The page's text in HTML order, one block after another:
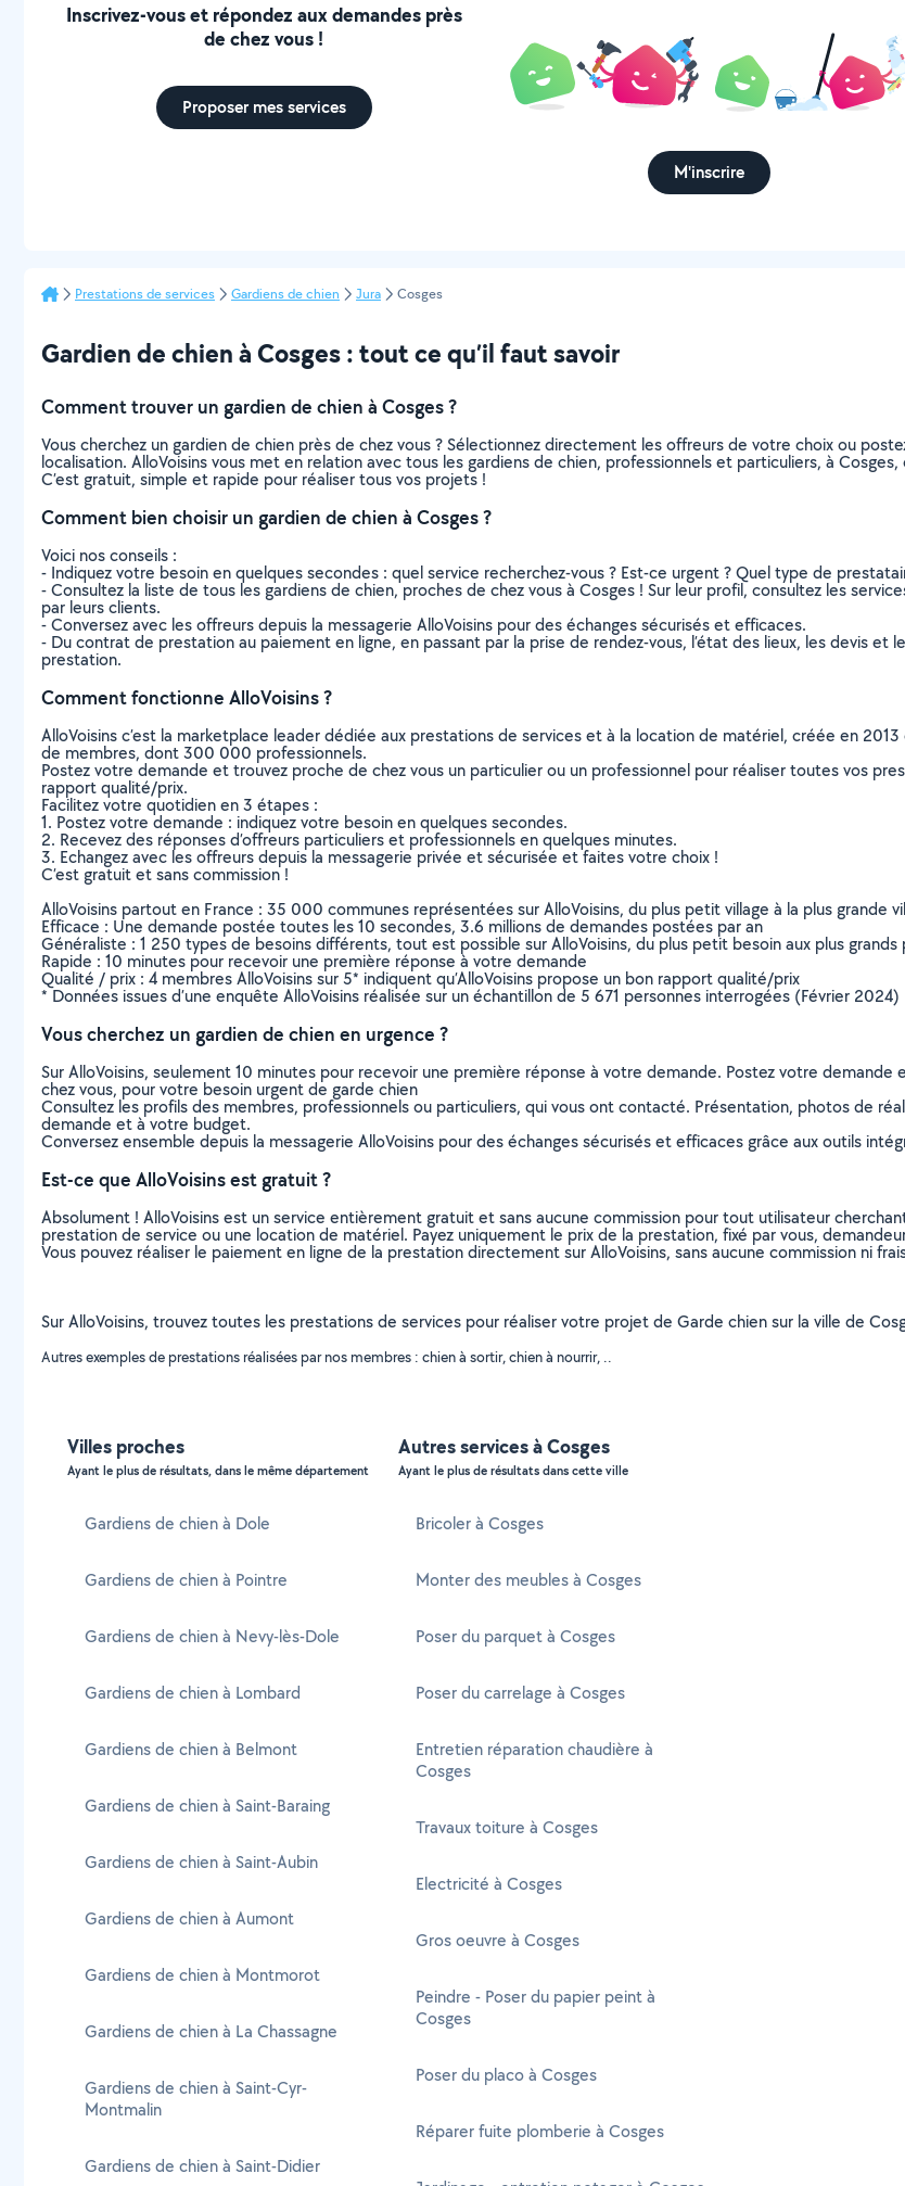
Inscrivez-vous et répondez aux demandes près
de chez vous !
Proposer mes services
M'inscrire
Prestations de services Gardiens de chien Jura Cosges
Gardien de chien à Cosges : tout ce qu’il faut savoir
Comment trouver un gardien de chien à Cosges ?
Vous cherchez un gardien de chien près de chez vous ? Sélectionnez directement les offreurs de votre choix ou
localisation. AlloVoisins vous met en relation avec tous les gardiens de chien, professionnels et particuliers, à
C’est gratuit, simple et rapide pour réaliser tous vos projets !
Comment bien choisir un gardien de chien à Cosges ?
Voici nos conseils :
- Indiquez votre besoin en quelques secondes : quel service recherchez-vous ? Est-ce urgent ? Quel type de
- Consultez la liste de tous les gardiens de chien, proches de chez vous à Cosges ! Sur leur profil, consultez les
par leurs clients.
- Conversez avec les offreurs depuis la messagerie AlloVoisins pour des échanges sécurisés et efficaces.
- Du contrat de prestation au paiement en ligne, en passant par la prise de rendez-vous, l’état des lieux, les devis
prestation.
Comment fonctionne AlloVoisins ?
AlloVoisins c’est la marketplace leader dédiée aux prestations de services et à la location de matériel, créée en
de membres, dont 300 000 professionnels.
Postez votre demande et trouvez proche de chez vous un particulier ou un professionnel pour réaliser toutes vos
rapport qualité/prix.
Facilitez votre quotidien en 3 étapes :
1. Postez votre demande : indiquez votre besoin en quelques secondes.
2. Recevez des réponses d’offreurs particuliers et professionnels en quelques minutes.
3. Echangez avec les offreurs depuis la messagerie privée et sécurisée et faites votre choix !
C’est gratuit et sans commission !
AlloVoisins partout en France : 35 000 communes représentées sur AlloVoisins, du plus petit village à la plus grande
Efficace : Une demande postée toutes les 10 secondes, 3.6 millions de demandes postées par an
Généraliste : 1 250 types de besoins différents, tout est possible sur AlloVoisins, du plus petit besoin aux plus grands
Rapide : 10 minutes pour recevoir une première réponse à votre demande
Qualité / prix : 4 membres AlloVoisins sur 5* indiquent qu’AlloVoisins propose un bon rapport qualité/prix
* Données issues d’une enquête AlloVoisins réalisée sur un échantillon de 5 671 personnes interrogées (Février 2024)
Vous cherchez un gardien de chien en urgence ?
Sur AlloVoisins, seulement 10 minutes pour recevoir une première réponse à votre demande. Postez votre
chez vous, pour votre besoin urgent de garde chien
Consultez les profils des membres, professionnels ou particuliers, qui vous ont contacté. Présentation, photos de
demande et à votre budget.
Conversez ensemble depuis la messagerie AlloVoisins pour des échanges sécurisés et efficaces grâce aux outils
Est-ce que AlloVoisins est gratuit ?
Absolument ! AlloVoisins est un service entièrement gratuit et sans aucune commission pour tout utilisateur
prestation de service ou une location de matériel. Payez uniquement le prix de la prestation, fixé par vous,
Vous pouvez réaliser le paiement en ligne de la prestation directement sur AlloVoisins, sans aucune commission ni
Sur AlloVoisins, trouvez toutes les prestations de services pour réaliser votre projet de Garde chien sur la ville de
Autres exemples de prestations réalisées par nos membres : chien à sortir, chien à nourrir, ..
Villes proches
Ayant le plus de résultats, dans le même département
Gardiens de chien à Dole
Gardiens de chien à Pointre
Gardiens de chien à Nevy-lès-Dole
Gardiens de chien à Lombard
Gardiens de chien à Belmont
Gardiens de chien à Saint-Baraing
Gardiens de chien à Saint-Aubin
Gardiens de chien à Aumont
Gardiens de chien à Montmorot
Gardiens de chien à La Chassagne
Gardiens de chien à Saint-Cyr-
Montmalin
Gardiens de chien à Saint-Didier
Autres services à Cosges
Ayant le plus de résultats dans cette ville
Bricoler à Cosges
Monter des meubles à Cosges
Poser du parquet à Cosges
Poser du carrelage à Cosges
Entretien réparation chaudière à
Cosges
Travaux toiture à Cosges
Electricité à Cosges
Gros oeuvre à Cosges
Peindre - Poser du papier peint à
Cosges
Poser du placo à Cosges
Réparer fuite plomberie à Cosges